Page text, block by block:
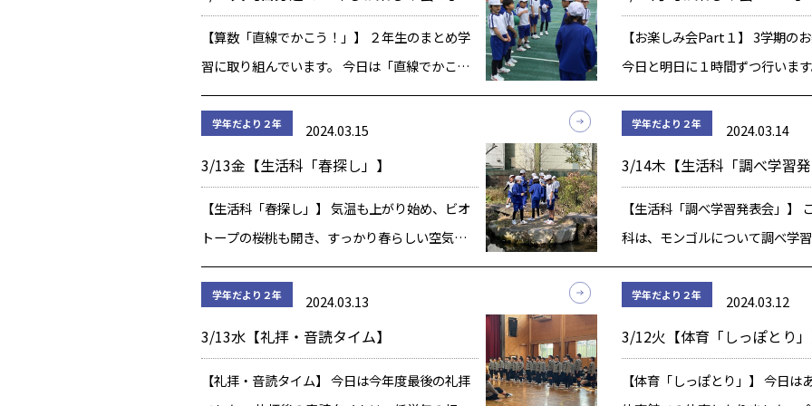
【算数「直線でかこう！」】 ２年生のまとめ学
習に取り組んでいます。 今日は「直線でかこ
う！」の時間。 ものさしを使った“直線”を引く
活動だけではなく、美しい形に完成するので、
【お楽しみ会Part１】 3学期の
今日と明日に１時間ずつ行いま
で行うメニューは、子ども達が
して決めました。 今回のお楽し
学年だより２年 2024.03.15
3/13金【生活科「春探し」】
【生活科「春探し」】 気温も上がり始め、ビオ
トープの桜桃も開き、すっかり春らしい空気に
なってきました。 2年生で取り組んできた「季
節」についての学習も、いよいよ最後の季節
るもの […]
学年だより２年 2024.03.14
3/14木【生活科「調べ学習
【生活科「調べ学習発表会」】
科は、モンゴルについて調べ学
た。 今日の生活科は、その発表
の前には、Mr.ヨコヤマにモン
[…]
学年だより２年 2024.03.13
3/13水【礼拝・音読タイム】
【礼拝・音読タイム】 今日は今年度最後の礼拝
学年だより２年 2024.03.12
3/12火【体育「しっぽとり
【体育「しっぽとり」】 今日は